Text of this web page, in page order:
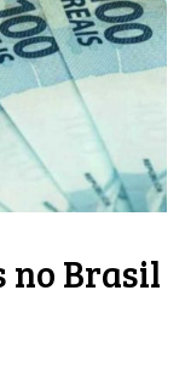
no Brasil